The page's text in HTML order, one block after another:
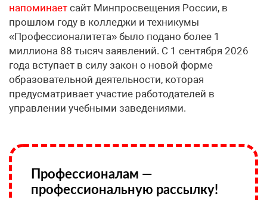
напоминает сайт Минпросвещения России, в
прошлом году в колледжи и техникумы
«Профессионалитета» было подано более 1
миллиона 88 тысяч заявлений. С 1 сентября 2026
года вступает в силу закон о новой форме
образовательной деятельности, которая
предусматривает участие работодателей в
управлении учебными заведениями.
Профессионалам —
профессиональную рассылку!